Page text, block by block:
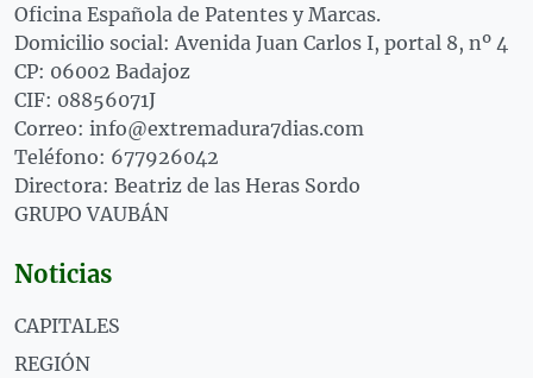
Oficina Española de Patentes y Marcas.
Domicilio social: Avenida Juan Carlos I, portal 8, nº 4
CP: 06002 Badajoz
CIF: 08856071J
Correo: info@extremadura7dias.com
Teléfono: 677926042
Directora: Beatriz de las Heras Sordo
GRUPO VAUBÁN
Noticias
CAPITALES
REGIÓN